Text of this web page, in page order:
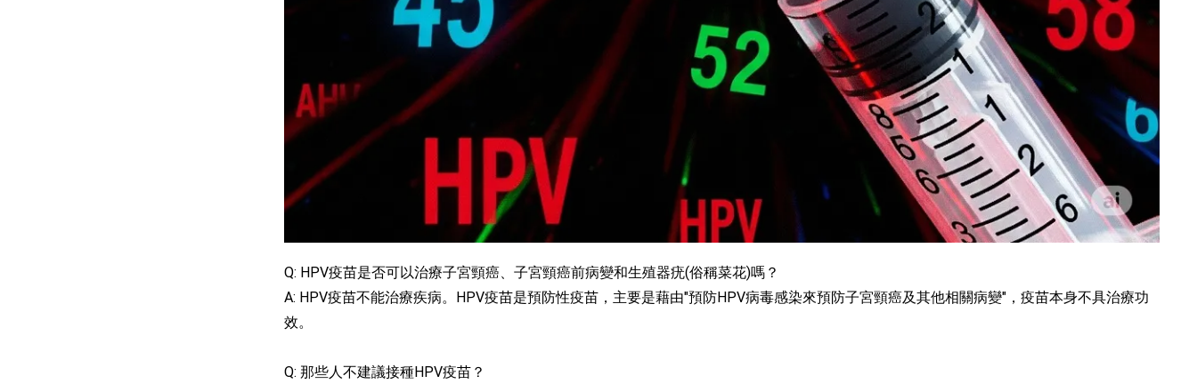
Q: HPV疫苗是否可以治療子宮頸癌、子宮頸癌前病變和生殖器疣(俗稱菜花)嗎？
A: HPV疫苗不能治療疾病。HPV疫苗是預防性疫苗，主要是藉由"預防HPV病毒感染來預防子宮頸癌及其他相關病變"，疫苗本身不具治療功
效。
Q: 那些人不建議接種HPV疫苗？